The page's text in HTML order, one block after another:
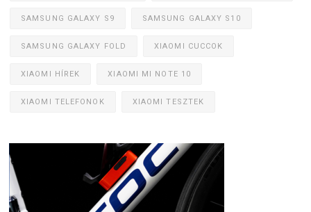
SAMSUNG GALAXY S9 SAMSUNG GALAXY S10
SAMSUNG GALAXY FOLD XIAOMI CUCCOK
XIAOMI HÍREK XIAOMI MI NOTE 10
XIAOMI TELEFONOK XIAOMI TESZTEK